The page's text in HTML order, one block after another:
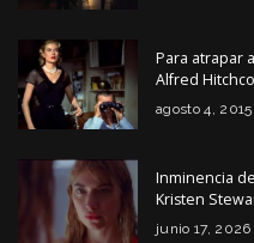
Para atrapar
Alfred
agosto 4, 2015
Inminencia
Kristen
junio 17, 2026